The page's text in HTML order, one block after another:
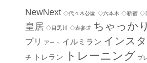
NewNext ◇代々木公園 ◇六本木 ◇新宿 ◇
皇居 ◇目黒川 ◇表参道 ちゃっか
プリ
アート イルミラン インスタ
チ トレラン トレーニング プ